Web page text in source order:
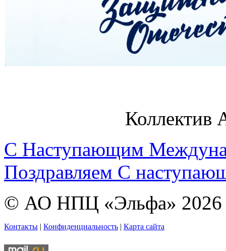
С Наступающим
Поздравляем С
© АО НПЦ «Эльфа» 2026
Контакты | Конфиденциальность | Карта сайта